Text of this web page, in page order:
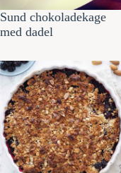
Sund chokoladekage
med dadel